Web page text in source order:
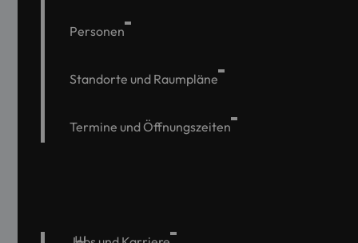
Personen
Standorte und Raumpläne
Termine und Öffnungszeiten